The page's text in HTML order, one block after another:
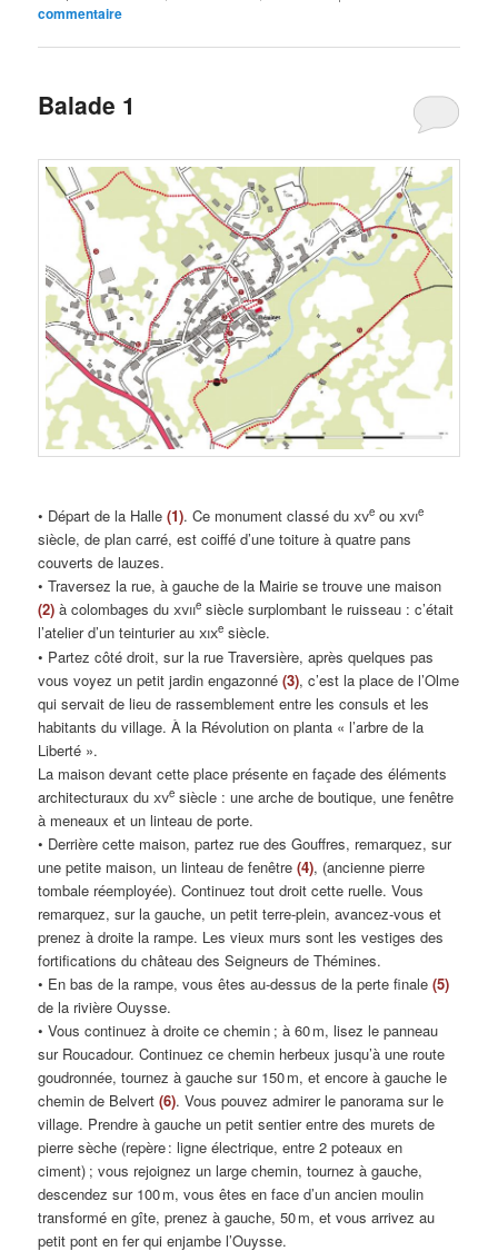
commentaire
Balade 1
• Départ de la Halle(1). Ce monument classé duxve ouxvie
siècle, de plan carré, est coiffé d’une toiture à quatre pans
couverts de lauzes.
• Traversez la rue, à gauche de la Mairie se trouve une maison
(2) à colombages duxviie siècle surplombant le ruisseau : c’était
l’atelier d’un teinturier auxixe siècle.
• Partez côté droit, sur la rue Traversière, après quelques pas
vous voyez un petit jardin engazonné(3), c’est la place de l’Olme
qui servait de lieu de rassemblement entre les consuls et les
habitants du village. À la Révolution on planta « l’arbre de la
Liberté ».
La maison devant cette place présente en façade des éléments
architecturaux duxve siècle : une arche de boutique, une fenêtre
à meneaux et un linteau de porte.
• Derrière cette maison, partez rue des Gouffres, remarquez, sur
une petite maison, un linteau de fenêtre(4), (ancienne pierre
tombale réemployée). Continuez tout droit cette ruelle. Vous
remarquez, sur la gauche, un petit terre-plein, avancez-vous et
prenez à droite la rampe. Les vieux murs sont les vestiges des
fortifications du château des Seigneurs de Thémines.
• En bas de la rampe, vous êtes au-dessus de la perte finale(5)
de la rivière Ouysse.
• Vous continuez à droite ce chemin ; à 60 m, lisez le panneau
sur Roucadour. Continuez ce chemin herbeux jusqu’à une route
goudronnée, tournez à gauche sur 150 m, et encore à gauche le
chemin de Belvert(6). Vous pouvez admirer le panorama sur le
village. Prendre à gauche un petit sentier entre des murets de
pierre sèche (repère : ligne électrique, entre 2 poteaux en
ciment) ; vous rejoignez un large chemin, tournez à gauche,
descendez sur 100 m, vous êtes en face d’un ancien moulin
transformé en gîte, prenez à gauche, 50 m, et vous arrivez au
petit pont en fer qui enjambe l’Ouysse.